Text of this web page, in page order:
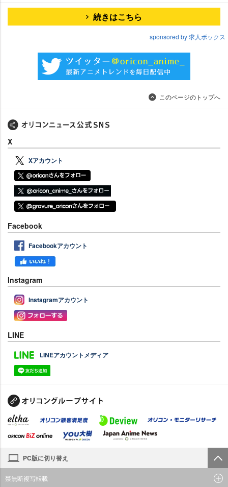
続きはこちら
sponsored by 求人ボックス
このページのトップへ
X
Xアカウント
Facebook
Facebookアカウント
Instagram
Instagramアカウント
LINE
LINEアカウントメディア
PC版に切り替え
禁無断複写転載